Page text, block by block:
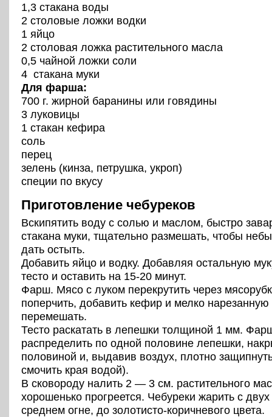
1,3 стакана воды
2 столовые ложки водки
1 яйцо
2 столовая ложка растительного масла
0,5 чайной ложки соли
4 стакана муки
Для фарша:
700 г. жирной баранины или говядины
3 луковицы
1 стакан кефира
соль
перец
зелень (кинза, петрушка, укроп)
специи по вкусу
Приготовление чебуреков
Вскипятить воду с солью и маслом, быстро
стакана муки, тщательно размешать, чтобы
дать остыть.
Добавить яйцо и водку. Добавляя остальную
тесто и оставить на 15-20 минут.
Фарш. Мясо c луком перекрутить через
поперчить, добавить кефир и мелко нарезанную
перемешать.
Тесто раскатать в лепешки толщиной 1 мм.
распределить по одной половине лепешки,
половиной и, выдавив воздух, плотно
смочить края водой).
В сковороду налить 2 — 3 см. растительного
хорошенько прогреется. Чебуреки жарить с
среднем огне, до золотисто-коричневого цвета.